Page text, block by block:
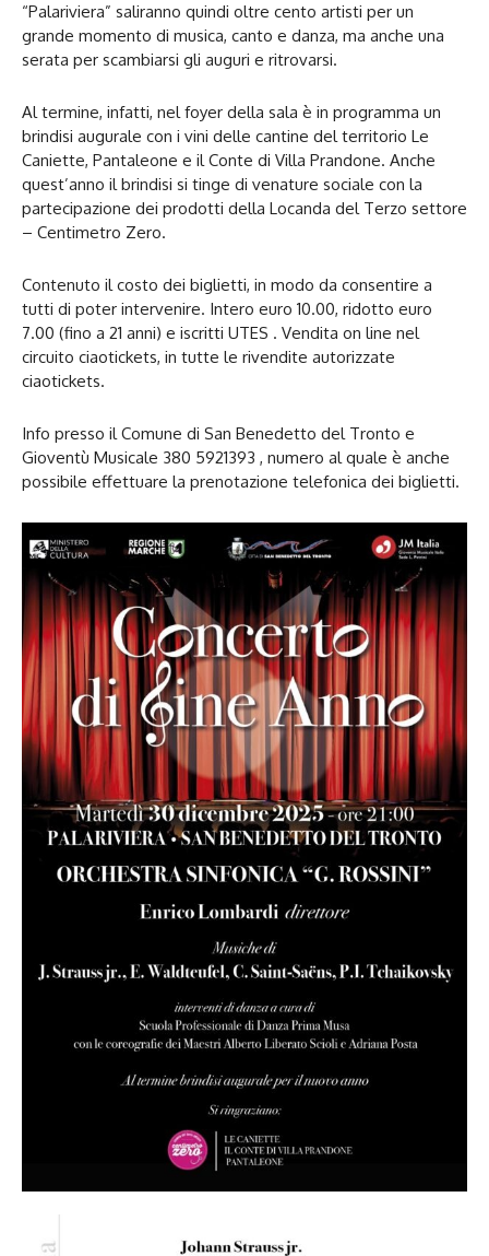
“Palariviera” saliranno quindi oltre cento artisti per un
grande momento di musica, canto e danza, ma anche una
serata per scambiarsi gli auguri e ritrovarsi.
Al termine, infatti, nel foyer della sala è in programma un
brindisi augurale con i vini delle cantine del territorio Le
Caniette, Pantaleone e il Conte di Villa Prandone. Anche
quest’anno il brindisi si tinge di venature sociale con la
partecipazione dei prodotti della Locanda del Terzo settore
– Centimetro Zero.
Contenuto il costo dei biglietti, in modo da consentire a
tutti di poter intervenire. Intero euro 10.00, ridotto euro
7.00 (fino a 21 anni) e iscritti UTES . Vendita on line nel
circuito ciaotickets, in tutte le rivendite autorizzate
ciaotickets.
Info presso il Comune di San Benedetto del Tronto e
Gioventù Musicale 380 5921393 , numero al quale è anche
possibile effettuare la prenotazione telefonica dei biglietti.